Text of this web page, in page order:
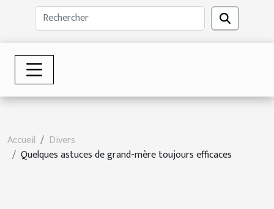
Accueil
Divers
Quelques astuces de grand-mère toujours efficaces